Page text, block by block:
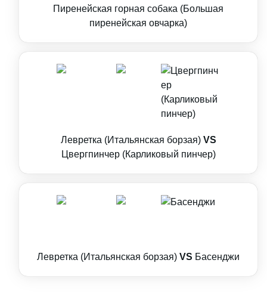
Пиренейская горная собака (Большая
пиренейская овчарка)
Левретка (Итальянская борзая) VS
Цвергпинчер (Карликовый пинчер)
Левретка (Итальянская борзая) VS Басенджи